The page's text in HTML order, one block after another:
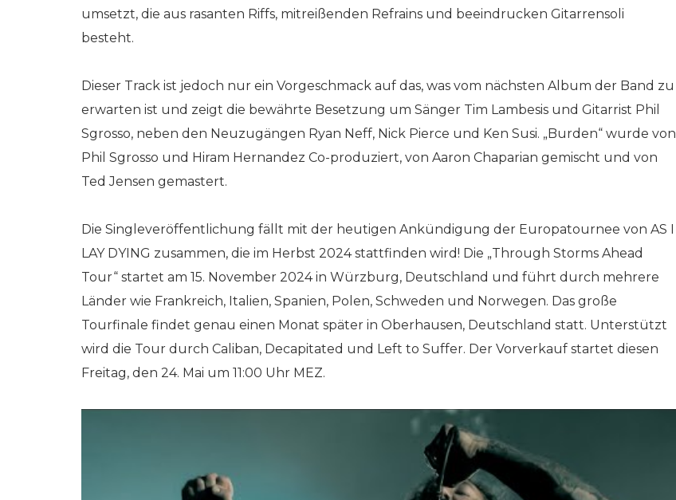
umsetzt, die aus rasanten Riffs, mitreißenden Refrains und beeindrucken Gitarrensoli
besteht.
Dieser Track ist jedoch nur ein Vorgeschmack auf das, was vom nächsten Album der Band zu
erwarten ist und zeigt die bewährte Besetzung um Sänger Tim Lambesis und Gitarrist Phil
Sgrosso, neben den Neuzugängen Ryan Neff, Nick Pierce und Ken Susi. „Burden“ wurde von
Phil Sgrosso und Hiram Hernandez Co-produziert, von Aaron Chaparian gemischt und von
Ted Jensen gemastert.
Die Singleveröffentlichung fällt mit der heutigen Ankündigung der Europatournee von AS I
LAY DYING zusammen, die im Herbst 2024 stattfinden wird! Die „Through Storms Ahead
Tour“ startet am 15. November 2024 in Würzburg, Deutschland und führt durch mehrere
Länder wie Frankreich, Italien, Spanien, Polen, Schweden und Norwegen. Das große
Tourfinale findet genau einen Monat später in Oberhausen, Deutschland statt. Unterstützt
wird die Tour durch Caliban, Decapitated und Left to Suffer. Der Vorverkauf startet diesen
Freitag, den 24. Mai um 11:00 Uhr MEZ.